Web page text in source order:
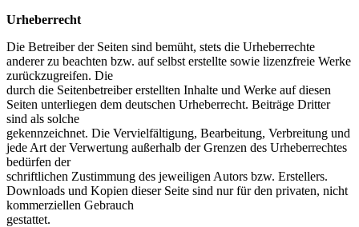
Urheberrecht
Die Betreiber der Seiten sind bemüht, stets die Urheberrechte
anderer zu beachten bzw. auf selbst erstellte sowie lizenzfreie Werke
zurückzugreifen. Die
durch die Seitenbetreiber erstellten Inhalte und Werke auf diesen
Seiten unterliegen dem deutschen Urheberrecht. Beiträge Dritter
sind als solche
gekennzeichnet. Die Vervielfältigung, Bearbeitung, Verbreitung und
jede Art der Verwertung außerhalb der Grenzen des Urheberrechtes
bedürfen der
schriftlichen Zustimmung des jeweiligen Autors bzw. Erstellers.
Downloads und Kopien dieser Seite sind nur für den privaten, nicht
kommerziellen Gebrauch
gestattet.